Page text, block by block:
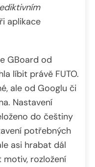
aplikace
GBoard od
líbit právě FUTO.
ale od Googlu či
Nastavení
do češtiny
potřebných
asi hrabat dál
rozložení